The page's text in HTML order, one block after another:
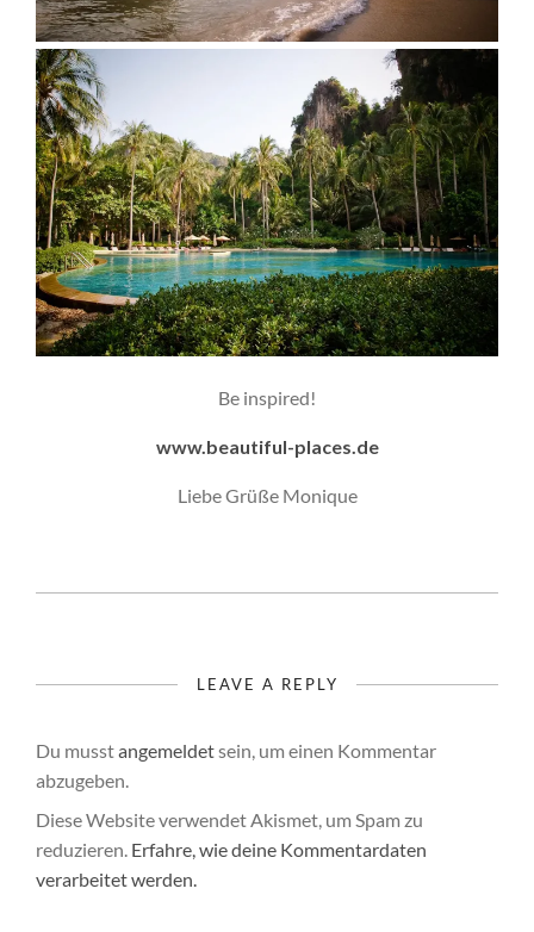
Be inspired!
www.beautiful-places.de
Liebe Grüße Monique
LEAVE A REPLY
Du musstangemeldetsein, um einen Kommentar
abzugeben.
Diese Website verwendet Akismet, um Spam zu
reduzieren. Erfahre, wie deine Kommentardaten
verarbeitet werden.